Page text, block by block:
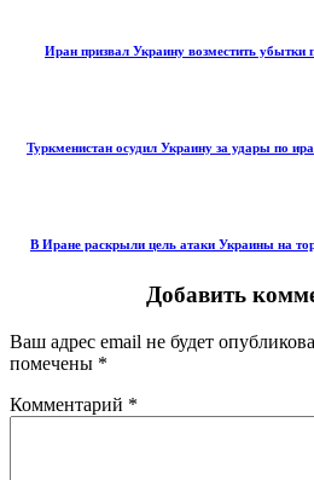
Иран призвал Украину возместить убытки
Туркменистан осудил Украину за удары по
В Иране раскрыли цель атаки Украины на
Добавить
Ваш адрес email не будет
помечены *
Комментарий *